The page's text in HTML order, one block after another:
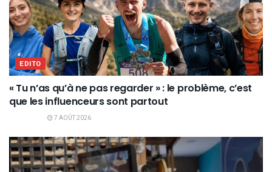
EDITO
« Tu n’as qu’à ne pas regarder » : le problème, c’est
que les influenceurs sont partout
7 AOÛT 2026